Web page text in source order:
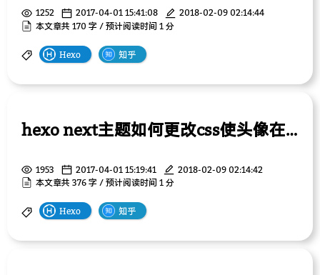
1252 2017-04-01 15:41:08
2018-02-09 02:14:44
本文章共 170 字 / 预计阅读时间 1 分
Hexo 知乎
hexo next主题如何更改css使头像在手机端显示？
1953 2017-04-01 15:19:41
2018-02-09 02:14:42
本文章共 376 字 / 预计阅读时间 1 分
Hexo 知乎